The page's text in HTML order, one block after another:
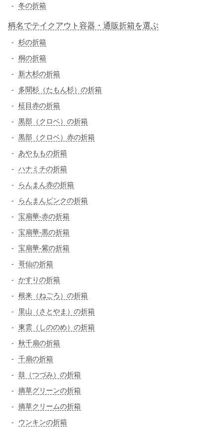
冬の折箱
柄名でテイクアウト容器・通販折箱を選ぶ
杉の折箱
桐の折箱
新大杉の折箱
多聞杉（たもん杉）の折箱
柾目赤の折箱
黒部（クロベ）の折箱
黒部（クロベ）赤の折箱
あやももの折箱
ハナミチの折箱
らんまん赤の折箱
らんまんピンクの折箱
宝扇華-赤の折箱
宝扇華-黒の折箱
宝扇華-紫の折箱
哥仙の折箱
かすりの折箱
根来（ねごろ）の折箱
里山（さとやま）の折箱
東雲（しののめ）の折箱
秋千扇の折箱
千扇の折箱
鼓（つづみ）の折箱
摘草グリーンの折箱
摘草クリームの折箱
ウンキンの折箱